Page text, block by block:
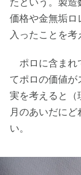
たという。製造
価格や金無垢ロ
入ったことを考
ポロに含まれ
てポロの価値が
実を考えると（
月のあいだに
い。